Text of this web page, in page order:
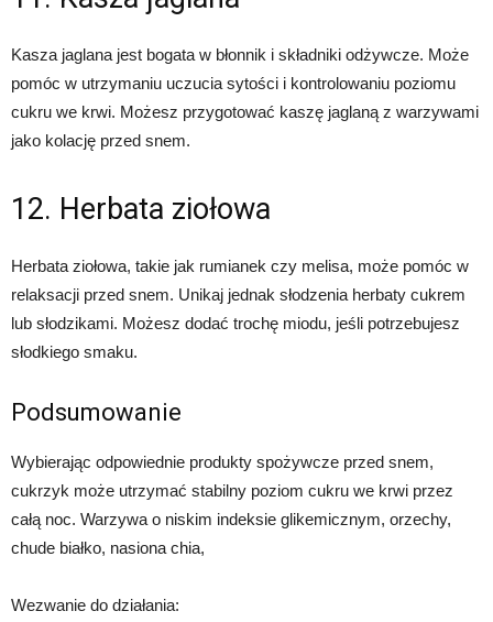
Kasza jaglana jest bogata w błonnik i składniki odżywcze. Może
pomóc w utrzymaniu uczucia sytości i kontrolowaniu poziomu
cukru we krwi. Możesz przygotować kaszę jaglaną z warzywami
jako kolację przed snem.
12. Herbata ziołowa
Herbata ziołowa, takie jak rumianek czy melisa, może pomóc w
relaksacji przed snem. Unikaj jednak słodzenia herbaty cukrem
lub słodzikami. Możesz dodać trochę miodu, jeśli potrzebujesz
słodkiego smaku.
Podsumowanie
Wybierając odpowiednie produkty spożywcze przed snem,
cukrzyk może utrzymać stabilny poziom cukru we krwi przez
całą noc. Warzywa o niskim indeksie glikemicznym, orzechy,
chude białko, nasiona chia,
Wezwanie do działania: